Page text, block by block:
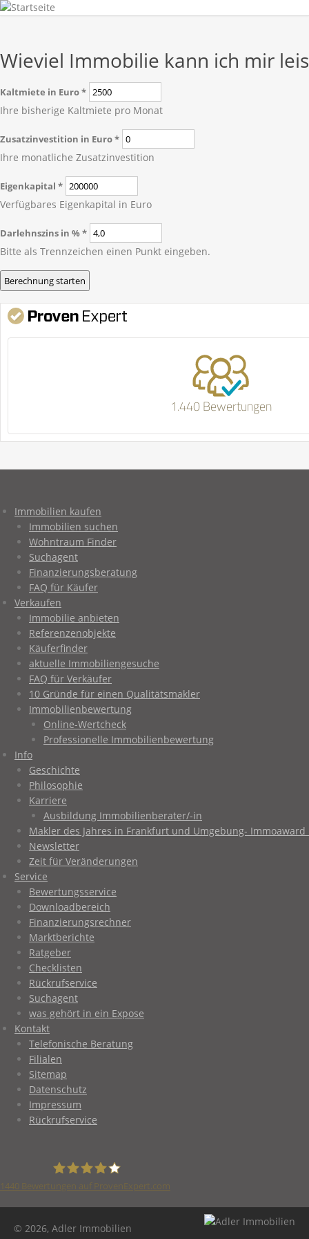
Wieviel Immobilie kann ich mir
Kaltmiete in Euro*
Ihre bisherige Kaltmiete pro Monat
Zusatzinvestition in Euro*
Ihre monatliche Zusatzinvestition
Eigenkapital *
Verfügbares Eigenkapital in Euro
Darlehnszins in %*
Bitte als Trennzeichen einen Punkt eingeben.
1.440 Bewertungen
Immobilien kaufen
Immobilien suchen
Wohntraum Finder
Suchagent
Finanzierungsberatung
FAQ für Käufer
Verkaufen
Immobilie anbieten
Referenzenobjekte
Käuferfinder
aktuelle Immobiliengesuche
FAQ für Verkäufer
10 Gründe für einen Qualitätsmakler
Immobilienbewertung
Online-Wertcheck
Professionelle Immobilienbewertung
Info
Geschichte
Philosophie
Karriere
Ausbildung Immobilienberater/-in
Makler des Jahres in Frankfurt und Umgebung-
Newsletter
Zeit für Veränderungen
Service
Bewertungsservice
Downloadbereich
Finanzierungsrechner
Marktberichte
Ratgeber
Checklisten
Rückrufservice
Suchagent
was gehört in ein Expose
Kontakt
Telefonische Beratung
Filialen
Sitemap
Datenschutz
Impressum
Rückrufservice
Adler Immobilien
1440 Bewertungen auf ProvenExpert.com
© 2026, Adler Immobilien